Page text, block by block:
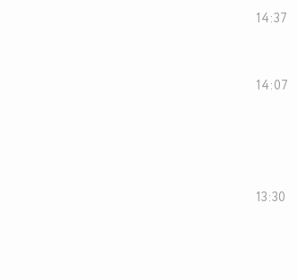
14:37
14:07
13:30